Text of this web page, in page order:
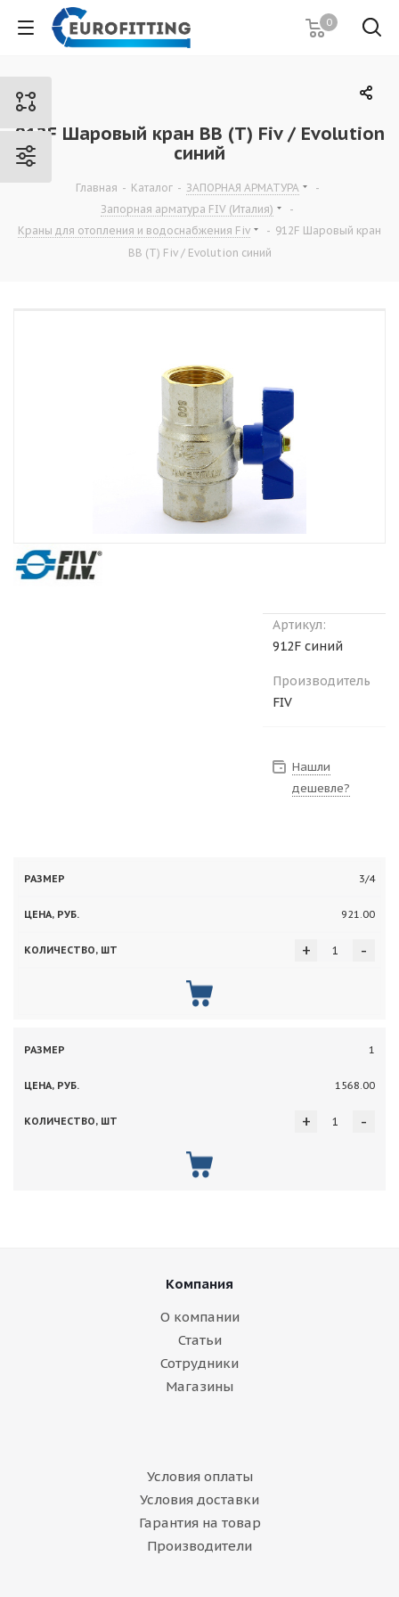
0
912F Шаровый кран ВВ (Т) Fiv / Evolution
синий
Главная - Каталог - ЗАПОРНАЯ АРМАТУРА
-
Запорная арматура FIV (Италия)
-
Краны для отопления и водоснабжения Fiv
- 912F Шаровый кран
ВВ (Т) Fiv / Evolution синий
Артикул:
912F синий
Производитель
FIV
Нашли
дешевле?
3/4
921.00
-
+
1
1568.00
-
+
Компания
О компании
Статьи
Сотрудники
Магазины
Условия оплаты
Условия доставки
Гарантия на товар
Производители